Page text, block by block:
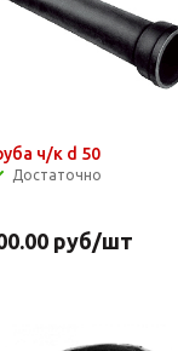
ч/к d 50
Достаточно
руб/шт